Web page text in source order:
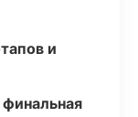
и